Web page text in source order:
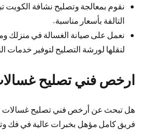
نقوم بمعالجة وتصليح نشافة الكويت
التالفة بأسعار مناسبة.
نعمل على صيانة الغسالة في منزلك
لنقلها لورشة التصليح لتوفير خدمات
ارخص فني تصليح
هل تبحث عن أرخص فني تصليح غسالات
فريق كامل مؤهل بخبرات عالية في فك